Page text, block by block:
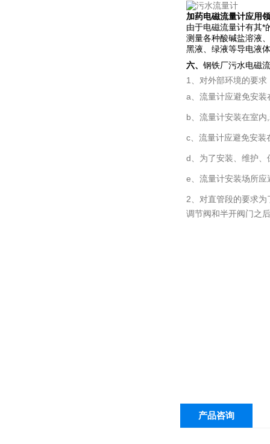
加药电磁流量计应用
由于电磁流量计有其*
测量各种酸碱盐溶液
黑液、绿液等导电液
六、 钢铁厂污水电磁
1、对外部环境的要求
a、流量计应避免安
b、流量计安装在室
c、流量计应避免安装
d、为了安装、维护
e、流量计安装场所
2、对直管段的要求
调节阀和半开阀门之
产品咨询